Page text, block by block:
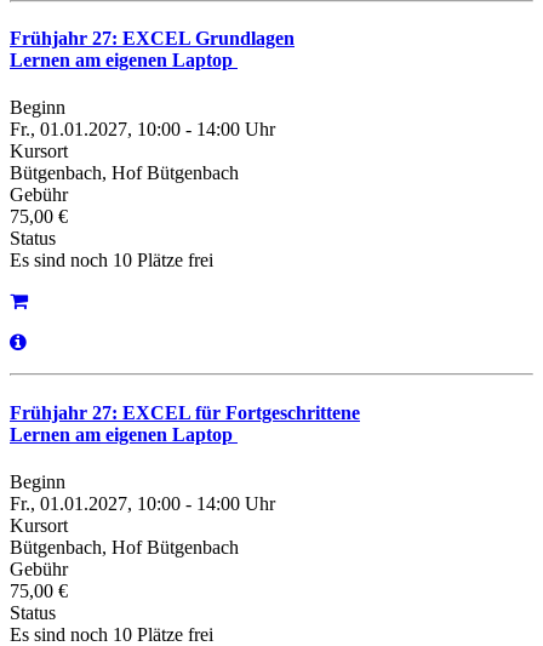
Frühjahr 27: EXCEL Grundlagen
Lernen am eigenen Laptop
Beginn
Fr., 01.01.2027, 10:00 - 14:00 Uhr
Kursort
Bütgenbach, Hof Bütgenbach
Gebühr
75,00 €
Status
Es sind noch 10 Plätze frei
Frühjahr 27: EXCEL für Fortgeschrittene
Lernen am eigenen Laptop
Beginn
Fr., 01.01.2027, 10:00 - 14:00 Uhr
Kursort
Bütgenbach, Hof Bütgenbach
Gebühr
75,00 €
Status
Es sind noch 10 Plätze frei